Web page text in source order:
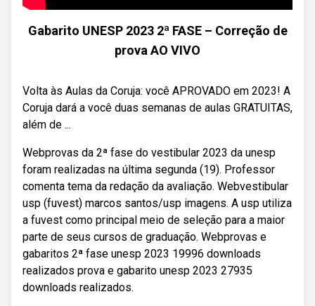
Gabarito UNESP 2023 2ª FASE – Correção de
prova AO VIVO
Volta às Aulas da Coruja: você APROVADO em 2023! A
Coruja dará a você duas semanas de aulas GRATUITAS,
além de ...
Webprovas da 2ª fase do vestibular 2023 da unesp
foram realizadas na última segunda (19). Professor
comenta tema da redação da avaliação. Webvestibular
usp (fuvest) marcos santos/usp imagens. A usp utiliza
a fuvest como principal meio de seleção para a maior
parte de seus cursos de graduação. Webprovas e
gabaritos 2ª fase unesp 2023 19996 downloads
realizados prova e gabarito unesp 2023 27935
downloads realizados.